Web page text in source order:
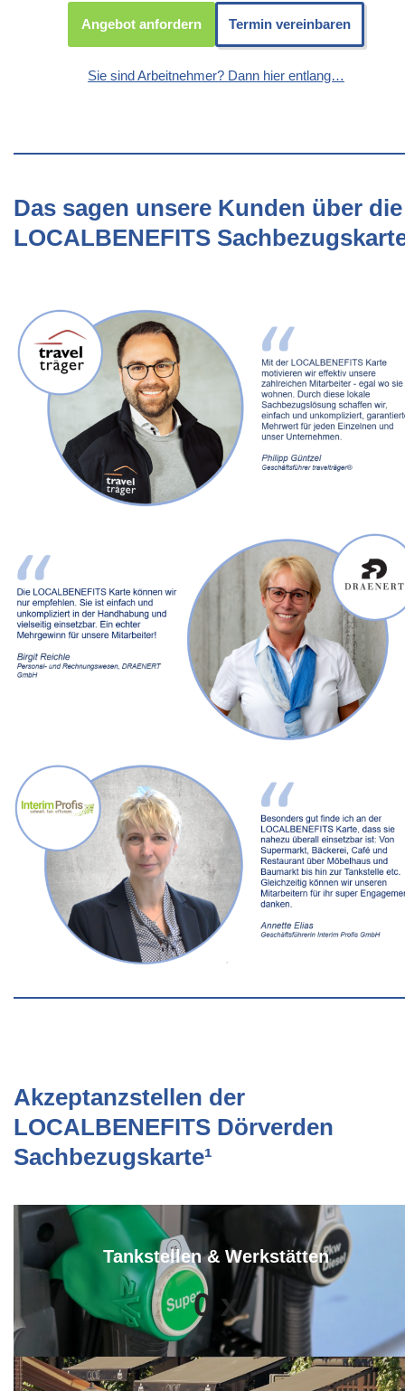
Angebot anfordern Termin vereinbaren
Sie sind Arbeitnehmer? Dann hier entlang…
Das sagen unsere Kunden über die
LOCALBENEFITS
Akzeptanzstellen der
LOCALBENEFITS Dörverden
Sachbezugskarte¹
Tankstellen & Werkstätten
0 x